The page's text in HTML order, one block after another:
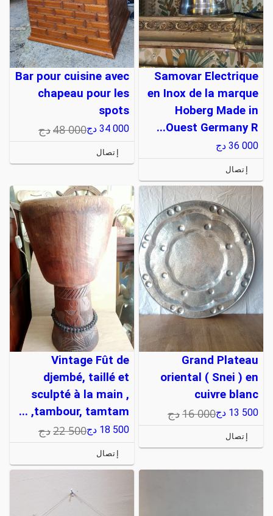
Samovar Electrique
en Inox de la marque
Hoberg Made in
Ouest Germany R...
36 000 دج
إتصال
Bar pour cuisine avec
chapeau pour les
spots
34 000 دج48 000دج
إتصال
Grand Plateau
oriental ( Snei ) en
cuivre blanc
13 500 دج16 000دج
إتصال
Vintage Fût de
djembé, taillé et
sculpté à la main ,
tambour, tamtam, ...
18 500 دج22 500دج
إتصال